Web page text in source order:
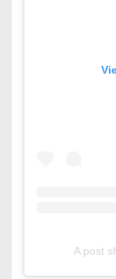
A post